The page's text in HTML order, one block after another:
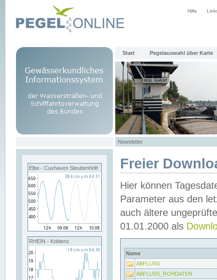
Hilfe
Start Pegelauswahl über Karte
Newsletter
Elbe - Cuxhaven Steubenhöft
RHEIN - Koblenz
Freier
Hier können
Parameter aus den
auch ältere
01.01.2000 als
Name
ABFLUSS
ABFLUSS_ROHDATEN